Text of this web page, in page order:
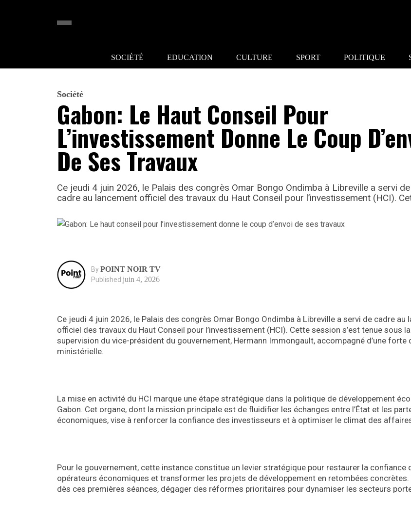
SOCIÉTÉ EDUCATION CULTURE SPORT POLITIQUE
Société
Gabon: Le Haut Conseil Pour
L’investissement Donne Le Coup
De Ses Travaux
Ce jeudi 4 juin 2026, le Palais des congrès Omar Bongo Ondimba à Libreville a servi de
cadre au lancement officiel des travaux du Haut Conseil pour l’investissement (HCI).
ByPOINT NOIR TV
Published juin 4, 2026
Ce jeudi 4 juin 2026, le Palais des congrès Omar Bongo Ondimba à Libreville a servi de cadre au
officiel des travaux du Haut Conseil pour l’investissement (HCI). Cette session s’est tenue sous
supervision du vice-président du gouvernement, Hermann Immongault, accompagné d’une forte
ministérielle.
La mise en activité du HCI marque une étape stratégique dans la politique de développement
Gabon. Cet organe, dont la mission principale est de fluidifier les échanges entre l’État et les
économiques, vise à renforcer la confiance des investisseurs et à optimiser le climat des
Pour le gouvernement, cette instance constitue un levier stratégique pour restaurer la confiance
opérateurs économiques et transformer les projets de développement en retombées concrètes.
dès ces premières séances, dégager des réformes prioritaires pour dynamiser les secteurs